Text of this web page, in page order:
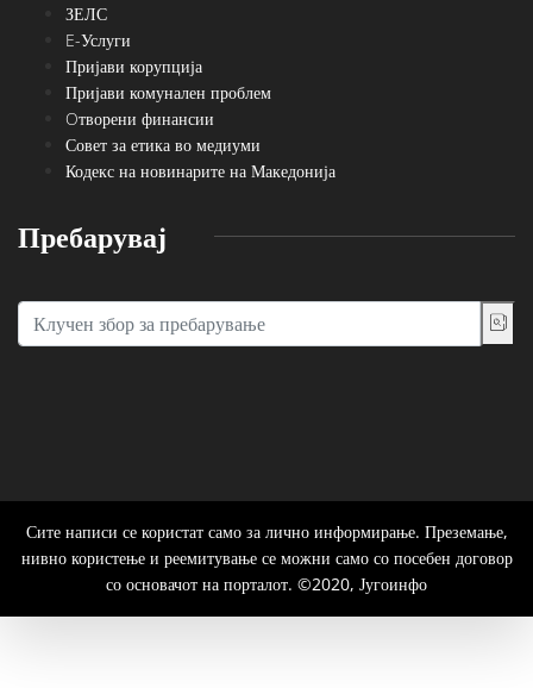
ЗЕЛС
E-Услуги
Пријави корупција
Пријави комунален проблем
Oтворени финансии
Совет за етика во медиуми
Кодекс на новинарите на Македонија
Пребарувај
Сите написи се користат само за лично информирање. Преземање,
нивно користење и реемитување се можни само со посебен договор
со основачот на порталот. ©2020, Југоинфо